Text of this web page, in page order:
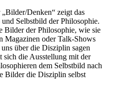
Denken“ zeigt das
Selbstbild der Philosophie.
Bilder der Philosophie, wie sie
Magazinen oder Talk-Shows
über die Disziplin sagen
sich die Ausstellung mit der
dem Selbstbild nach
Bilder die Disziplin selbst